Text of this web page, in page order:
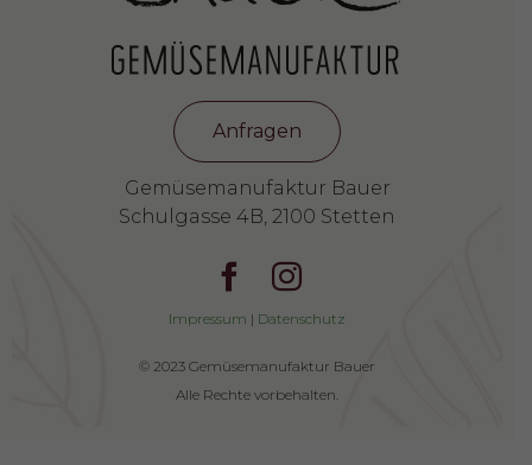
Anfragen
Gemüsemanufaktur Bauer
Schulgasse 4B, 2100 Stetten
Impressum | Datenschutz
© 2023 Gemüsemanufaktur Bauer
Alle Rechte vorbehalten.